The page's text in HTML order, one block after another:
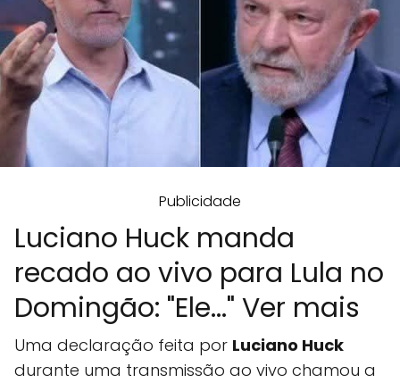
Publicidade
Luciano Huck manda
recado ao vivo para Lula no
Domingão: "Ele..." Ver mais
Uma declaração feita por Luciano Huck
durante uma transmissão ao vivo chamou a